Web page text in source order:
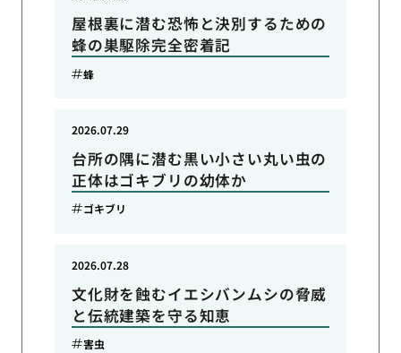
屋根裏に潜む恐怖と決別するための
蜂の巣駆除完全密着記
蜂
台所の隅に潜む黒い小さい丸い虫の
正体はゴキブリの幼体か
2026.07.29
ゴキブリ
文化財を蝕むイエシバンムシの脅威
と伝統建築を守る知恵
2026.07.28
害虫